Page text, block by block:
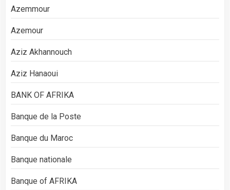
Azemmour
Azemour
Aziz Akhannouch
Aziz Hanaoui
BANK OF AFRIKA
Banque de la Poste
Banque du Maroc
Banque nationale
Banque of AFRIKA